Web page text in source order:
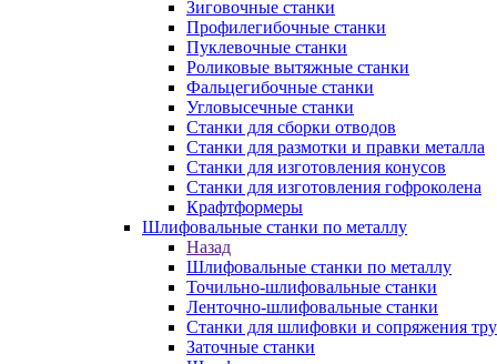
Зиговочные станки
Профилегибочные станки
Пуклевочные станки
Роликовые вытяжные станки
Фальцегибочные станки
Угловысечные станки
Станки для сборки отводов
Станки для размотки и правки металла
Станки для изготовления конусов
Станки для изготовления гофроколена
Крафтформеры
Шлифовальные станки по металлу
Назад
Шлифовальные станки по металлу
Точильно-шлифовальные станки
Ленточно-шлифовальные станки
Станки для шлифовки и сопряжения
Заточные станки